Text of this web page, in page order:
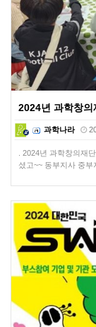
2024년 과학창의
과학나라
. 2024년 과학창의재
셨고~~ 동부지사 중부